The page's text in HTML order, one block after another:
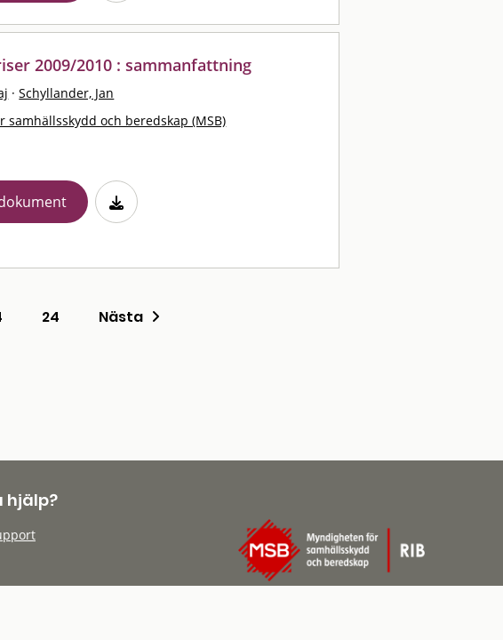
2009/2010 : sammanfattning
· Schyllander, Jan
samhällsskydd och beredskap (MSB)
24 Nästa
hjälp?